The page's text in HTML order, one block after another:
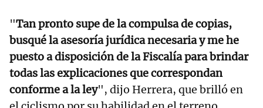
"Tan pronto supe de la compulsa de copias,
busqué la asesoría jurídica necesaria y me he
puesto a disposición de la Fiscalía para brindar
todas las explicaciones que correspondan
conforme a la ley", dijo Herrera, que brilló en